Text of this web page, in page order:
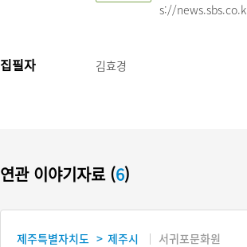
s://
집필자 김효경
연관 이야기자료 (6)
제주특별자치도 > 제주시 서귀포문화원